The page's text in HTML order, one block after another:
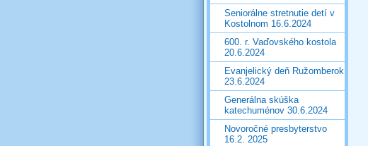
Seniorálne stretnutie detí v
Kostolnom 16.6.2024
600. r. Vaďovského kostola
20.6.2024
Evanjelický deň Ružomberok
23.6.2024
Generálna skúška
katechuménov 30.6.2024
Novoročné presbyterstvo
16.2. 2025